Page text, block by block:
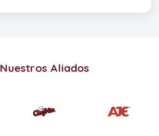
Nuestros Aliados